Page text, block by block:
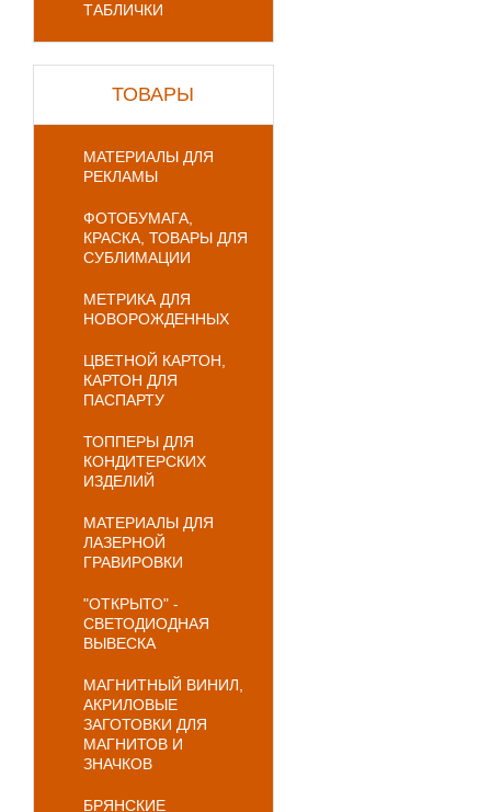
ТАБЛИЧКИ
ТОВАРЫ
МАТЕРИАЛЫ ДЛЯ
РЕКЛАМЫ
ФОТОБУМАГА,
КРАСКА, ТОВАРЫ ДЛЯ
СУБЛИМАЦИИ
МЕТРИКА ДЛЯ
НОВОРОЖДЕННЫХ
ЦВЕТНОЙ КАРТОН,
КАРТОН ДЛЯ
ПАСПАРТУ
ТОППЕРЫ ДЛЯ
КОНДИТЕРСКИХ
ИЗДЕЛИЙ
МАТЕРИАЛЫ ДЛЯ
ЛАЗЕРНОЙ
ГРАВИРОВКИ
"ОТКРЫТО" -
СВЕТОДИОДНАЯ
ВЫВЕСКА
МАГНИТНЫЙ ВИНИЛ,
АКРИЛОВЫЕ
ЗАГОТОВКИ ДЛЯ
МАГНИТОВ И
ЗНАЧКОВ
БРЯНСКИЕ